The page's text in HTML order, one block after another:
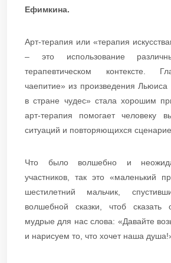
Ефимкина.
Арт-терапия или «терапия
– это использование
терапевтическом контексте.
чаепитие» из произведения
в стране чудес» стала хорошим
арт-терапия помогает человеку
ситуаций и повторяющихся
Что было волшебно и
участников, так это «маленький
шестилетний мальчик,
волшебной сказки, чтоб
мудрые для нас слова: «Давайте
и нарисуем то, что хочет наша